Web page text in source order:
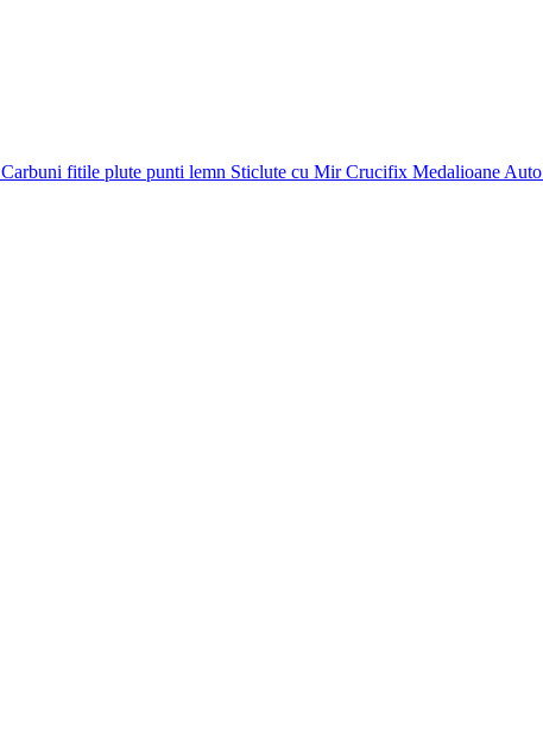
Carbuni fitile plute punti lemn Sticlute cu MirCrucifix Medalioane Auto